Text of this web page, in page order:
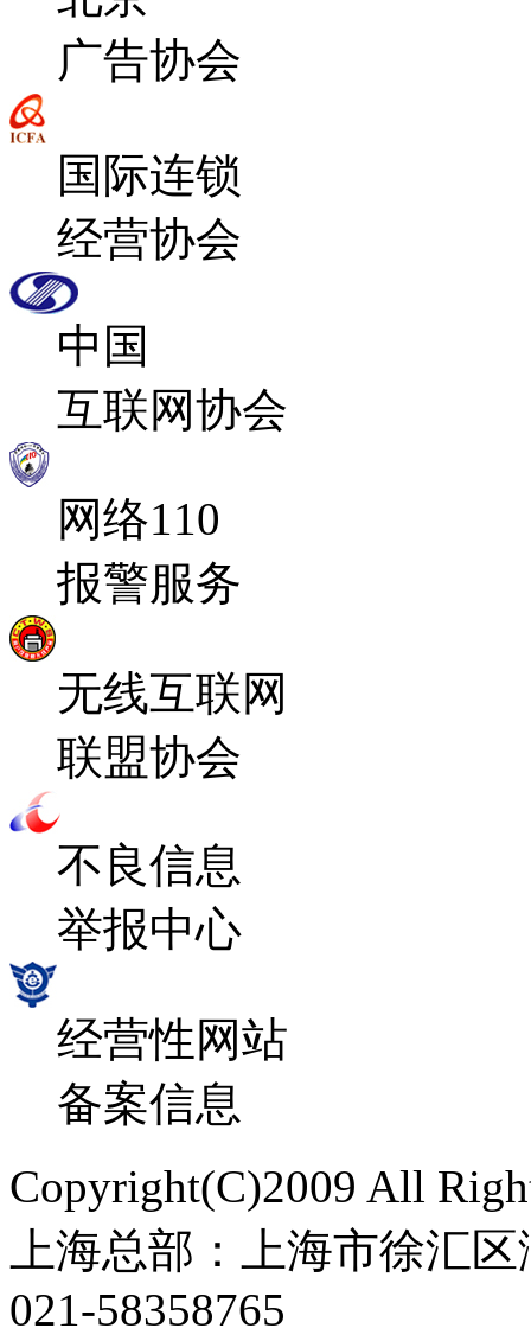
广告协会
国际连锁
经营协会
中国
互联网协会
网络110
报警服务
无线互联网
联盟协会
不良信息
举报中心
经营性网站
备案信息
Copyright(C)2009 All
上海总部：上海市徐汇
021-58358765